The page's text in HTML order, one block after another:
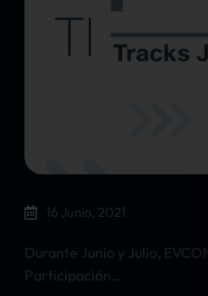
16 Junio, 2021
Durante Junio y Julio,
Participación…